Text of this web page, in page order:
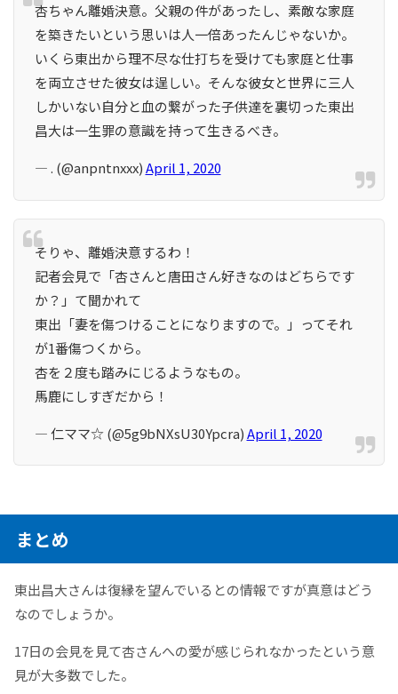
杏ちゃん離婚決意。父親の件があったし、素敵な家庭
を築きたいという思いは人一倍あったんじゃないか。
いくら東出から理不尽な仕打ちを受けても家庭と仕事
を両立させた彼女は逞しい。そんな彼女と世界に三人
しかいない自分と血の繋がった子供達を裏切った東出
昌大は一生罪の意識を持って生きるべき。
— . (@anpntnxxx)April 1, 2020
そりゃ、離婚決意するわ！
記者会見で「杏さんと唐田さん好きなのはどちらです
か？」て聞かれて
東出「妻を傷つけることになりますので。」ってそれ
が1番傷つくから。
杏を２度も踏みにじるようなもの。
馬鹿にしすぎだから！
— 仁ママ☆ (@5g9bNXsU30Ypcra)April 1, 2020
まとめ
東出昌大さんは復縁を望んでいるとの情報ですが真意はどう
なのでしょうか。
17日の会見を見て杏さんへの愛が感じられなかったという意
見が大多数でした。